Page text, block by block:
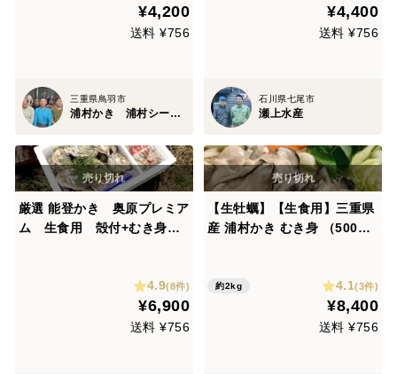
日 【父の日ギフト】【生で食
べれる美味い牡蠣】
¥4,200
送料 ¥756
三重県鳥羽市
浦村かき 浦村シーファーム
¥4,400
送料 ¥756
石川県七尾市
瀬上水産
厳選 能登かき 奥原プレミア
ム 生食用 殻付+むき身セ
ク上の牡蠣をお探しの方に
4.9(8件)
¥6,900
送料 ¥756
【生牡蠣】【生食用】三重県
産 浦村かき むき身 （500
蠣 歳暮 熨斗 母の日父の日
【父の日ギフト】【生で食べ
約2kg 4.1(3件)
¥8,400
送料 ¥756